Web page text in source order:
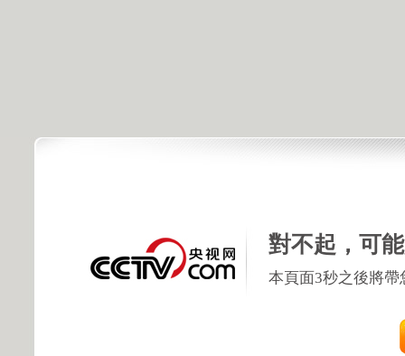
對不起，可
本頁面3秒之後將